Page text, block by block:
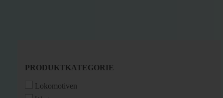
PRODUKTKATEGORIE
PRODUKTKATEGORIE
Lokomotiven